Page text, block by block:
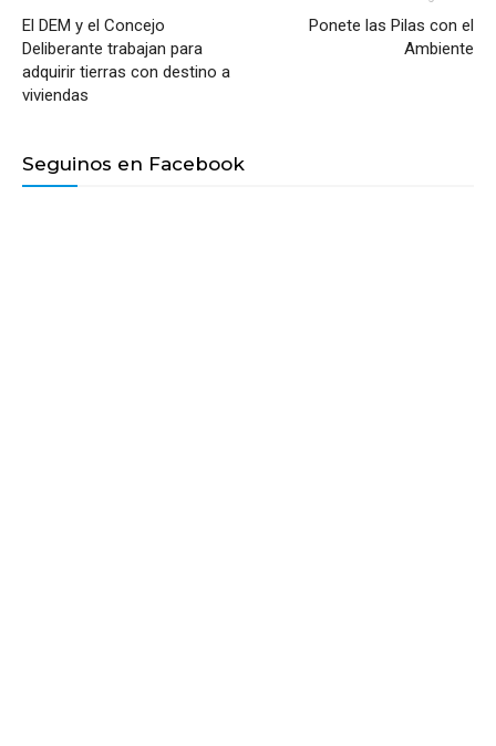
El DEM y el Concejo
Deliberante trabajan para
adquirir tierras con destino a
viviendas
Ponete las Pilas con el
Ambiente
Seguinos en Facebook